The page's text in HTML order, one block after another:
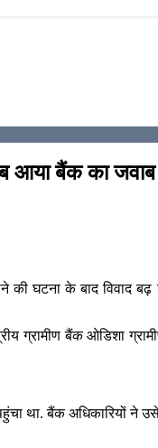
आया बैंक का जवाब
घटना के बाद विवाद
ग्रामीण बैंक ओडिशा
था. बैंक अधिकारियों ने